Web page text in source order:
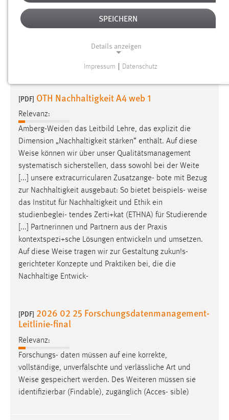
Relevanz:
zwingend. Lernziele: Im Laufe der Vorlesung soll den
Quantencomputers erläutert und ein Überblick über die
Heraus- forderungen – insbesondere im
[PDF] OTH Nachhaltigkeit A4 web 1
Relevanz:
Amberg-Weiden das Leitbild Lehre, das explizit die
Dimension „Nachhaltigkeit stärken“ enthält. Auf diese
Weise können wir über unser Qualitätsmanagement
systematisch sicherstellen, dass sowohl bei der Weite
[...] unsere extracurricularen Zusatzange- bote mit Bezug
zur Nachhaltigkeit ausgebaut: So bietet beispiels- weise
das Institut für Nachhaltigkeit und Ethik ein
studienbeglei- tendes Zerti+kat (ETHNA) für Studierende
[...] Partnerinnen und Partnern aus der Praxis
kontextspezi+sche Lösungen entwickeln und umsetzen.
Auf diese Weise tragen wir zur Gestaltung zukun!s-
gerichteter Konzepte und Praktiken bei, die die
Nachhaltige Entwick-
[PDF] 2026 02 25 Forschungsdatenmanagement-
Leitlinie-final
Relevanz:
Forschungs- daten müssen auf eine korrekte,
vollständige, unverfälschte und verlässliche Art und
Weise gespeichert werden. Des Weiteren müssen sie
identifizierbar (Findable), zugänglich (Acces- sible)
SPEICHERN
Details anzeigen
Funktionen und sind für die einwandfreie Funktion der
Website erforderlich.
Einverständnis
Name:
Zweck:
Dieser Cookie speichert die ausgewählten Einverständnis-
Optionen des Benutzers
Cookie Laufzeit:
1 Jahr
Performance
Zweck:
gespeichert, ob man eingeloggt ist.
Sprachpräferenz
Name:
Impressum Datenschutz